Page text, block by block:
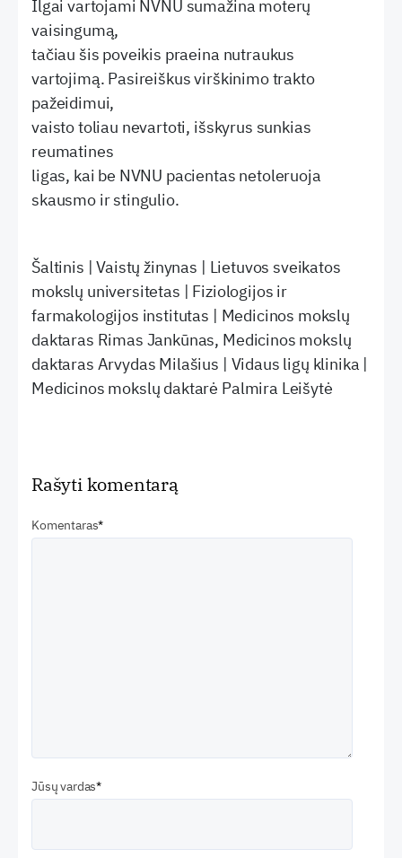
Ilgai vartojami NVNU sumažina moterų
vaisingumą,
tačiau šis poveikis praeina nutraukus
vartojimą. Pasireiškus virškinimo trakto
pažeidimui,
vaisto toliau nevartoti, išskyrus sunkias
reumatines
ligas, kai be NVNU pacientas netoleruoja
skausmo ir stingulio.
Šaltinis | Vaistų žinynas | Lietuvos sveikatos
mokslų universitetas | Fiziologijos ir
farmakologijos institutas | Medicinos mokslų
daktaras Rimas Jankūnas, Medicinos mokslų
daktaras Arvydas Milašius | Vidaus ligų klinika |
Medicinos mokslų daktarė Palmira Leišytė
Rašyti komentarą
Komentaras
Jūsų vardas